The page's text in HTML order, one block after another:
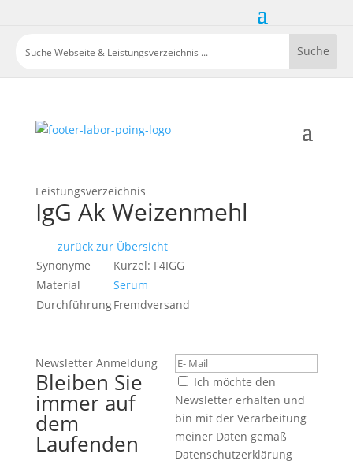
Leistungsverzeichnis
IgG Ak Weizenmehl
zurück zur Übersicht
Synonyme
Kürzel: F4IGG
Material
Serum
DurchführungFremdversand
Newsletter Anmeldung
Bleiben Sie
immer auf
dem
Laufenden
Ich möchte den
Newsletter erhalten und
bin mit der Verarbeitung
meiner Daten gemäß
Datenschutzerklärung